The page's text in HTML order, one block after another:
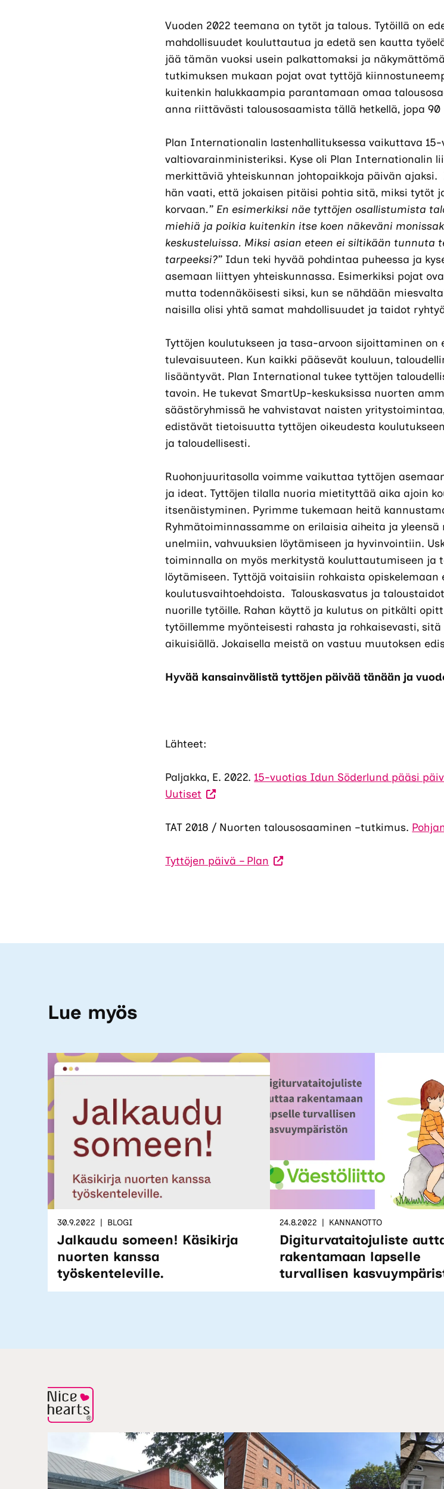
Vuoden 2022 teemana on tytöt ja talous. Tytöillä on
mahdollisuudet kouluttautua ja edetä sen kautta
jää tämän vuoksi usein palkattomaksi ja
tutkimuksen mukaan pojat ovat tyttöjä
kuitenkin halukkaampia parantamaan omaa
anna riittävästi talousosaamista tällä hetkellä, jopa
Plan Internationalin lastenhallituksessa vaikuttava
valtiovarainministeriksi. Kyse oli Plan Internationalin
merkittäviä yhteiskunnan johtopaikkoja päivän
hän vaati, että jokaisen pitäisi pohtia sitä, miksi tytöt
korvaan.” En esimerkiksi näe tyttöjen osallistumista
miehiä ja poikia kuitenkin itse koen näkeväni
keskusteluissa. Miksi asian eteen ei siltikään
tarpeeksi?” Idun teki hyvää pohdintaa puheessa ja
asemaan liittyen yhteiskunnassa. Esimerkiksi pojat
mutta todennäköisesti siksi, kun se nähdään
naisilla olisi yhtä samat mahdollisuudet ja taidot
Tyttöjen koulutukseen ja tasa-arvoon sijoittaminen on
tulevaisuuteen. Kun kaikki pääsevät kouluun,
lisääntyvät. Plan International tukee tyttöjen
tavoin. He tukevat SmartUp-keskuksissa nuorten
säästöryhmissä he vahvistavat naisten
edistävät tietoisuutta tyttöjen oikeudesta
ja taloudellisesti.
Ruohonjuuritasolla voimme vaikuttaa tyttöjen
ja ideat. Tyttöjen tilalla nuoria mietityttää aika ajoin
itsenäistyminen. Pyrimme tukemaan heitä
Ryhmätoiminnassamme on erilaisia aiheita ja
unelmiin, vahvuuksien löytämiseen ja hyvinvointiin.
toiminnalla on myös merkitystä kouluttautumiseen ja
löytämiseen. Tyttöjä voitaisiin rohkaista
koulutusvaihtoehdoista. Talouskasvatus ja
nuorille tytöille. Rahan käyttö ja kulutus on pitkälti
tytöillemme myönteisesti rahasta ja rohkaisevasti,
aikuisiällä. Jokaisella meistä on vastuu muutoksen
Hyvää kansainvälistä tyttöjen päivää tänään ja
Lähteet:
Paljakka, E. 2022. 15-vuotias Idun Söderlund pääsi
Uutiset (Vieraile
sivustolla.
avautuu
TAT 2018 / Nuorten talousosaaminen –tutkimus.
Tyttöjen päivä – Plan (Vieraile
uuteen
Lue myös
30.9.2022 BLOGI
Jalkaudu someen! Käsikirja
nuorten kanssa
työskenteleville.
24.8.2022 KANNANOTTO
Digiturvataitojuliste
rakentamaan lapselle
turvallisen